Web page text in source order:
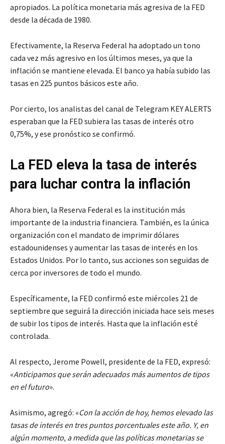
apropiados. La política monetaria más agresiva de la FED
desde la década de 1980.
Efectivamente, la Reserva Federal ha adoptado un tono
cada vez más agresivo en los últimos meses, ya que la
inflación se mantiene elevada. El banco ya había subido las
tasas en 225 puntos básicos este año.
Por cierto, los analistas del canal de Telegram KEY ALERTS
esperaban que la FED subiera las tasas de interés otro
0,75%, y ese pronóstico se confirmó.
La FED eleva la tasa de interés
para luchar contra la inflación
Ahora bien, la Reserva Federal es la institución más
importante de la industria financiera. También, es la única
organización con el mandato de imprimir dólares
estadounidenses y aumentar las tasas de interés en los
Estados Unidos. Por lo tanto, sus acciones son seguidas de
cerca por inversores de todo el mundo.
Específicamente, la FED confirmó este miércoles 21 de
septiembre que seguirá la dirección iniciada hace seis meses
de subir los tipos de interés. Hasta que la inflación esté
controlada.
Al respecto, Jerome Powell, presidente de la FED, expresó:
«Anticipamos que serán adecuados más aumentos de tipos
en el futuro».
Asimismo, agregó: «Con la acción de hoy, hemos elevado las
tasas de interés en tres puntos porcentuales este año. Y, en
algún momento, a medida que las políticas monetarias se